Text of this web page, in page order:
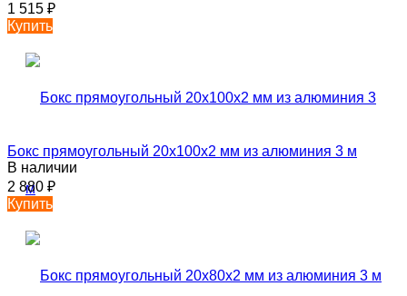
1 515 ₽
Купить
Бокс прямоугольный 20х100х2 мм из алюминия 3 м
В наличии
2 880 ₽
Купить